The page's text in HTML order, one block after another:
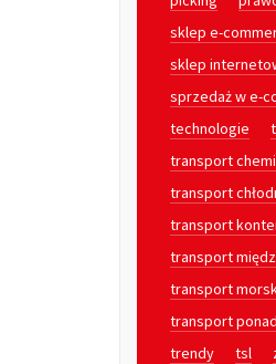
sklep e-
sklep
sprzedaż w e-
technologie
transport
transport
transport
transport
transport
transport
trendy
tsl